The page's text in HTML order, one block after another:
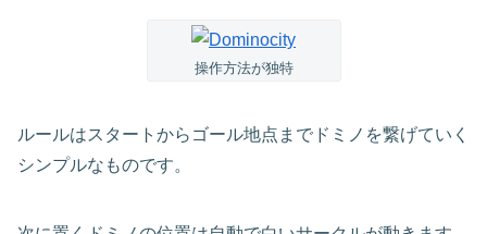
操作方法が独特
ルールはスタートからゴール地点までドミノを繋げていく
シンプルなものです。